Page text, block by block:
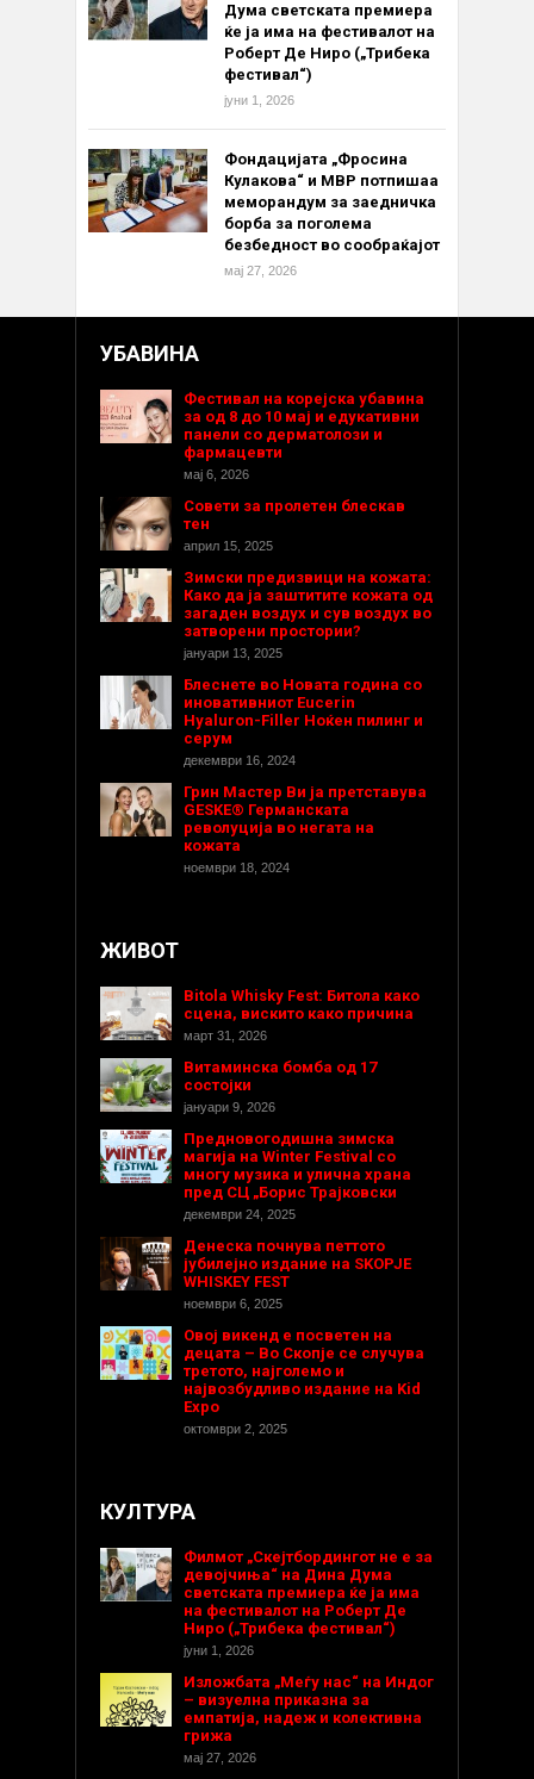
Дума светската премиера
ќе ја има на фестивалот на
Роберт Де Ниро („Трибека
фестивал“)
јуни 1, 2026
Фондацијата „Фросина
Кулакова“ и МВР потпишаа
меморандум за заедничка
борба за поголема
безбедност во сообраќајот
мај 27, 2026
УБАВИНА
Фестивал на корејска убавина
за од 8 до 10 мај и едукативни
панели со дерматолози и
фармацевти
мај 6, 2026
Совети за пролетен блескав
тен
април 15, 2025
Зимски предизвици на кожата:
Како да ја заштитите кожата од
загаден воздух и сув воздух во
затворени простории?
јануари 13, 2025
Блеснете во Новата година со
иновативниот Eucerin
Hyaluron-Filler Ноќен пилинг и
серум
декември 16, 2024
Грин Мастер Ви ја претставува
GESKE® Германската
револуција во негата на
кожата
ноември 18, 2024
ЖИВОТ
Bitola Whisky Fest: Битола како
сцена, вискито како причина
март 31, 2026
Витаминска бомба од 17
состојки
јануари 9, 2026
Предновогодишнa зимска
магија на Winter Festival со
многу музика и улична храна
пред СЦ „Борис Трајковски
декември 24, 2025
Денеска почнува петтото
јубилејно издание на SKOPJE
WHISKEY FEST
ноември 6, 2025
Овој викенд е посветен на
децата – Во Скопје се случува
третото, најголемо и
највозбудливо издание на Kid
Expo
октомври 2, 2025
КУЛТУРА
Филмот „Скејтбордингот не е за
девојчиња“ на Дина Дума
светската премиера ќе ја има
на фестивалот на Роберт Де
Ниро („Трибека фестивал“)
јуни 1, 2026
Изложбата „Меѓу нас“ на Индог
– визуелна приказна за
емпатија, надеж и колективна
грижа
мај 27, 2026